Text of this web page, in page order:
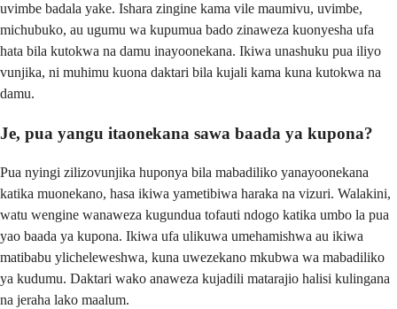
uvimbe badala yake. Ishara zingine kama vile maumivu, uvimbe,
michubuko, au ugumu wa kupumua bado zinaweza kuonyesha ufa
hata bila kutokwa na damu inayoonekana. Ikiwa unashuku pua iliyo
vunjika, ni muhimu kuona daktari bila kujali kama kuna kutokwa na
damu.
Je, pua yangu itaonekana sawa baada ya kupona?
Pua nyingi zilizovunjika huponya bila mabadiliko yanayoonekana
katika muonekano, hasa ikiwa yametibiwa haraka na vizuri. Walakini,
watu wengine wanaweza kugundua tofauti ndogo katika umbo la pua
yao baada ya kupona. Ikiwa ufa ulikuwa umehamishwa au ikiwa
matibabu ylicheleweshwa, kuna uwezekano mkubwa wa mabadiliko
ya kudumu. Daktari wako anaweza kujadili matarajio halisi kulingana
na jeraha lako maalum.